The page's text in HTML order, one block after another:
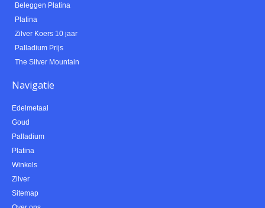
Beleggen Platina
Platina
Zilver Koers 10 jaar
Palladium Prijs
The Silver Mountain
Navigatie
Edelmetaal
Goud
Palladium
Platina
Winkels
Zilver
Sitemap